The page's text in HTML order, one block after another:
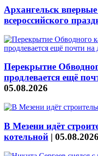
Архангельск
всероссийского
Перекрытие
продлевается ещё
05.08.2026
В Мезени идёт
котельной | 05.08.2026